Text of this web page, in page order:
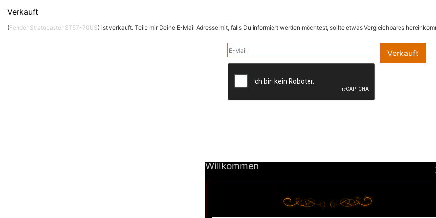
Verkauft
(Fender Stratocaster ST57-70US) ist verkauft. Teile mir Deine E-Mail Adresse mit, falls Du informiert werden möchtest, sollte etwas Vergleichbares
E-Mail
Verkauft
Willkommen